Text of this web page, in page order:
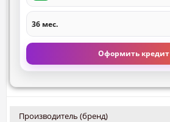
36 мес.
Оформить кредит
Производитель (бренд)